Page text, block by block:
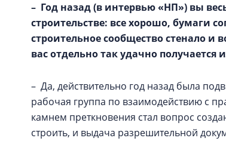
– Год назад (в интервью «НП») вы
строительстве: все хорошо, бумаги
строительное сообщество стенало и
вас отдельно так удачно получается
– Да, действительно год назад была
рабочая группа по взаимодействию с
камнем преткновения стал вопрос
строить, и выдача разрешительной